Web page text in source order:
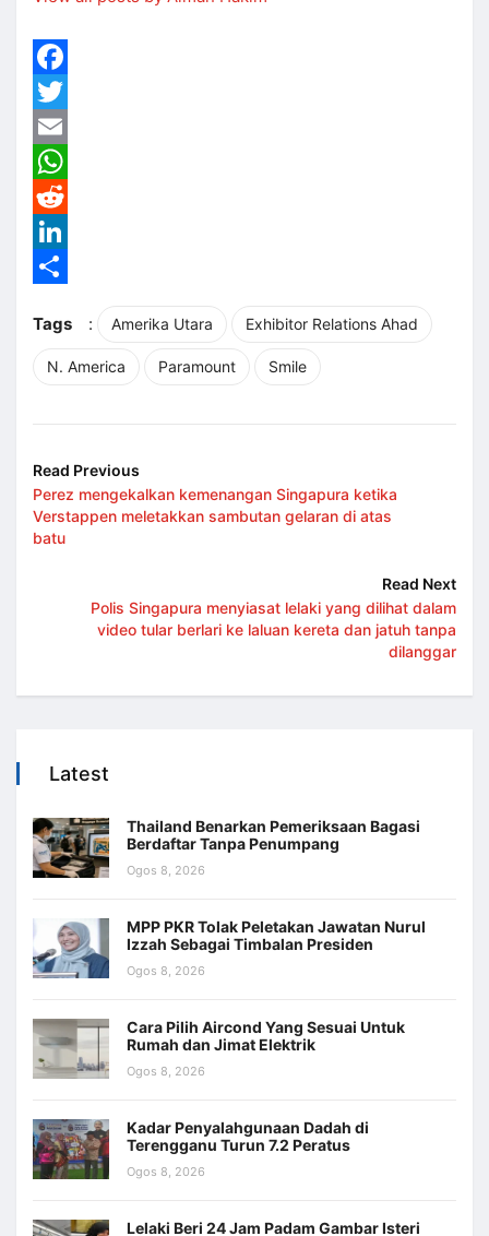
Facebook
Twitter
Email
WhatsApp
Reddit
LinkedIn
Tags
: Amerika Utara Exhibitor Relations Ahad
N. America Paramount Smile
Read Previous
Perez mengekalkan kemenangan Singapura ketika
Verstappen meletakkan sambutan gelaran di atas
batu
Read Next
Polis Singapura menyiasat lelaki yang dilihat dalam
video tular berlari ke laluan kereta dan jatuh tanpa
dilanggar
Latest
Thailand Benarkan Pemeriksaan Bagasi
Berdaftar Tanpa Penumpang
Ogos 8, 2026
MPP PKR Tolak Peletakan Jawatan Nurul
Izzah Sebagai Timbalan Presiden
Ogos 8, 2026
Cara Pilih Aircond Yang Sesuai Untuk
Rumah dan Jimat Elektrik
Ogos 8, 2026
Kadar Penyalahgunaan Dadah di
Terengganu Turun 7.2 Peratus
Ogos 8, 2026
Lelaki Beri 24 Jam Padam Gambar Isteri